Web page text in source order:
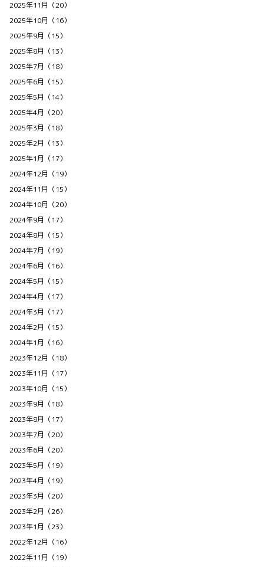
2025年11月（20）
2025年10月（16）
2025年9月（15）
2025年8月（13）
2025年7月（18）
2025年6月（15）
2025年5月（14）
2025年4月（20）
2025年3月（18）
2025年2月（13）
2025年1月（17）
2024年12月（19）
2024年11月（15）
2024年10月（20）
2024年9月（17）
2024年8月（15）
2024年7月（19）
2024年6月（16）
2024年5月（15）
2024年4月（17）
2024年3月（17）
2024年2月（15）
2024年1月（16）
2023年12月（18）
2023年11月（17）
2023年10月（15）
2023年9月（18）
2023年8月（17）
2023年7月（20）
2023年6月（20）
2023年5月（19）
2023年4月（19）
2023年3月（20）
2023年2月（26）
2023年1月（23）
2022年12月（16）
2022年11月（19）